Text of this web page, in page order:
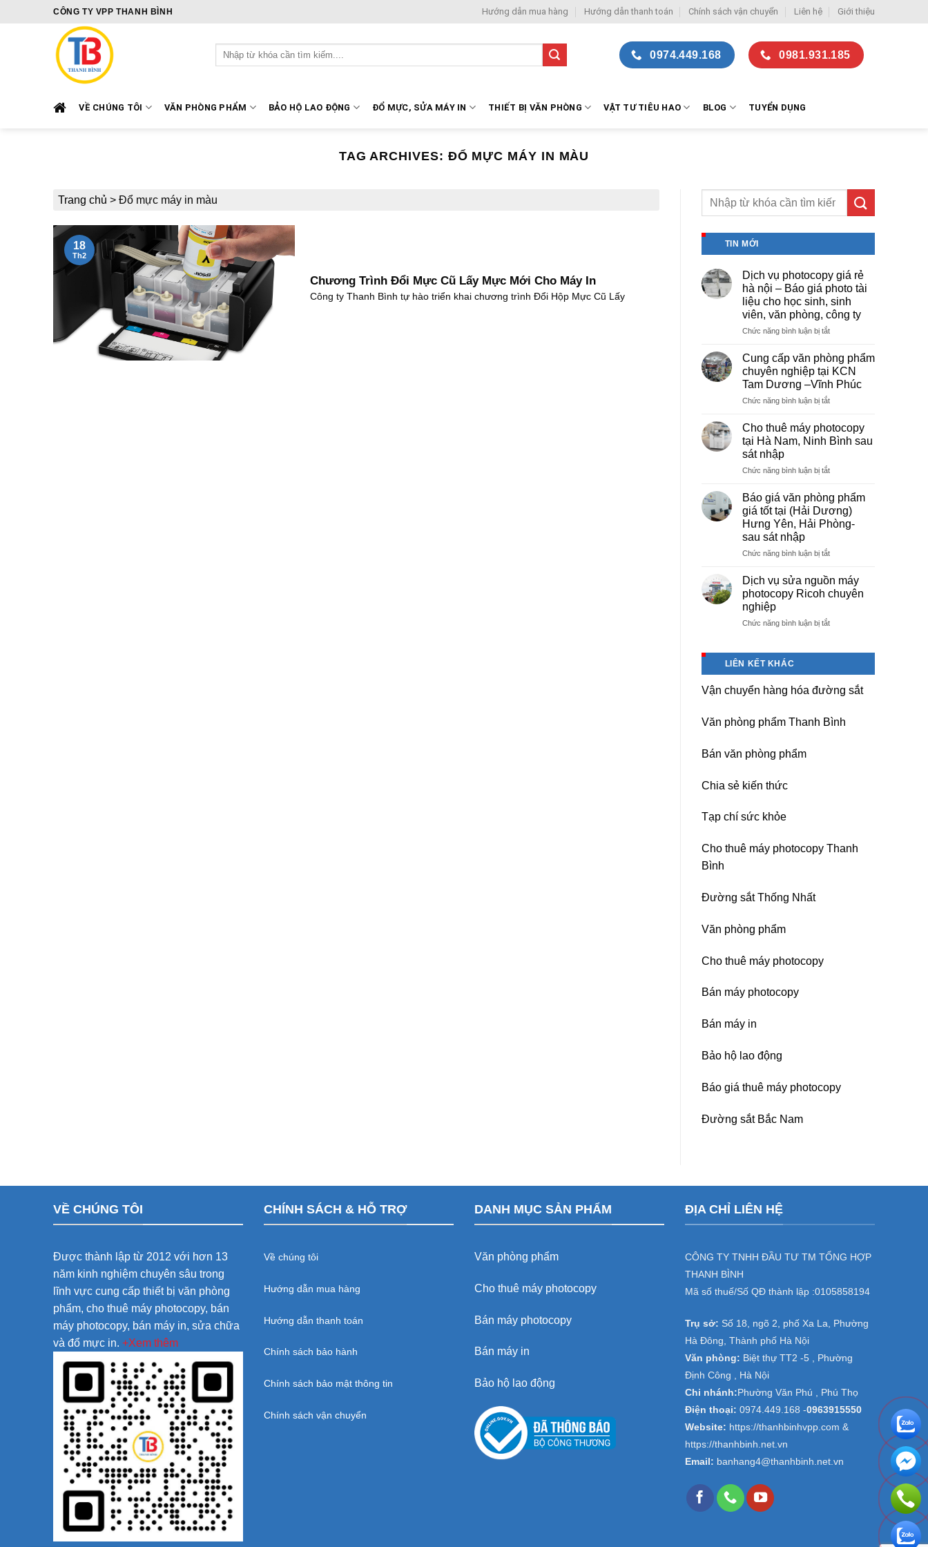
CÔNG TY VPP THANH BÌNH Hướng dẫn mua hàng Hướng dẫn thanh toán Chính sách vận chuyển Liên hệ Giới thiệu
Tìm
kiếm:
0974.449.168 0981.931.185
VỀ CHÚNG TÔI VĂN PHÒNG PHẨM BẢO HỘ LAO ĐỘNG ĐỔ MỰC, SỬA MÁY IN THIẾT BỊ VĂN PHÒNG VẬT TƯ TIÊU HAO BLOG TUYỂN DỤNG
TAG ARCHIVES: ĐỔ MỰC MÁY IN MÀU
Trang chủ > Đổ mực máy in màu
Chương Trình Đổi Mực Cũ Lấy Mực Mới Cho Máy In
Công ty Thanh Bình tự hào triển khai chương trình Đổi Hộp Mực Cũ Lấy
18
Th2
TIN MỚI
Dịch vụ photocopy giá rẻ
hà nội – Báo giá photo tài
liệu cho học sinh, sinh
viên, văn phòng, công ty
Chức năng bình luận bị tắtở
vụ
photocopy
giá
rẻ
hà
–
Báo
giá
tài
cho
học
sinh,
sinh
văn
công
ty
Cung cấp văn phòng phẩm
chuyên nghiệp tại KCN
Tam Dương –Vĩnh Phúc
Chức năng bình luận bị tắtở
cấp
văn
phòng
chuyên
tại
KCN
Tam
Dương
Vĩnh
Cho thuê máy photocopy
tại Hà Nam, Ninh Bình sau
sát nhập
Chức năng bình luận bị tắtở
máy
photocopy
tại
Nam,
sau
sát
Báo giá văn phòng phẩm
giá tốt tại (Hải Dương)
Hưng Yên, Hải Phòng-
sau sát nhập
Chức năng bình luận bị tắtở
văn
phòng
giá
Yên,
Phòng-
sau
Dịch vụ sửa nguồn máy
photocopy Ricoh chuyên
nghiệp
Chức năng bình luận bị tắtở
photocopy
chuyên
nghiệp
LIÊN KẾT KHÁC
Vận chuyển hàng hóa đường sắt
Văn phòng phẩm Thanh Bình
Bán văn phòng phẩm
Chia sẻ kiến thức
Tạp chí sức khỏe
Cho thuê máy photocopy Thanh
Bình
Đường sắt Thống Nhất
Văn phòng phẩm
Cho thuê máy photocopy
Bán máy photocopy
Bán máy in
Bảo hộ lao động
Báo giá thuê máy photocopy
Đường sắt Bắc Nam
VỀ CHÚNG TÔI
Được thành lập từ 2012 với hơn 13
năm kinh nghiệm chuyên sâu trong
lĩnh vực cung cấp thiết bị văn phòng
phẩm, cho thuê máy photocopy, bán
máy photocopy, bán máy in, sửa chữa
và đổ mực in. +Xem thêm
CHÍNH SÁCH & HỖ TRỢ
Về chúng tôi
Hướng dẫn mua hàng
Hướng dẫn thanh toán
Chính sách bảo hành
Chính sách bảo mật thông tin
Chính sách vận chuyển
DANH MỤC SẢN PHẨM
Văn phòng phẩm
Cho thuê máy photocopy
Bán máy photocopy
Bán máy in
Bảo hộ lao động
ĐỊA CHỈ LIÊN HỆ
CÔNG TY TNHH ĐẦU TƯ TM TỔNG HỢP
THANH BÌNH
Mã số thuế/Số QĐ thành lập :0105858194
Trụ sở: Số 18, ngõ 2, phố Xa La, Phường
Hà Đông, Thành phố Hà Nội
Văn phòng: Biệt thự TT2 -5 , Phường
Định Công , Hà Nội
Chi nhánh: Phường Văn Phú , Phú Thọ
Điện thoại: 0974.449.168 -0963915550
Website: https://thanhbinhvpp.com &
https://thanhbinh.net.vn
Email: banhang4@thanhbinh.net.vn